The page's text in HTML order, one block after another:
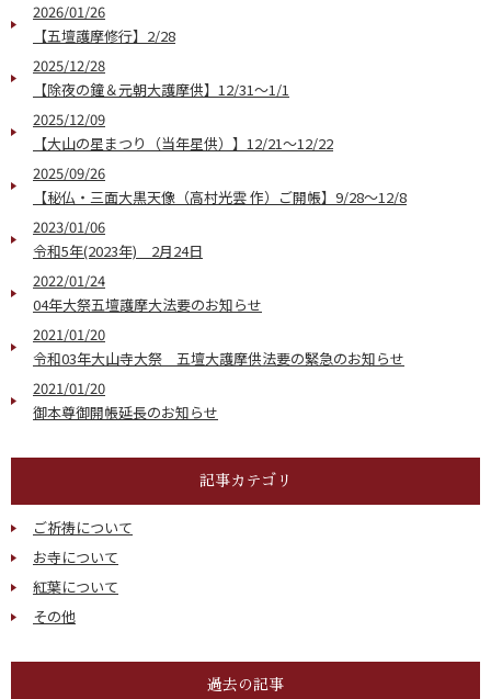
2026/01/26
【五壇護摩修行】2/28
2025/12/28
【除夜の鐘＆元朝大護摩供】12/31～1/1
2025/12/09
【大山の星まつり（当年星供）】12/21～12/22
2025/09/26
【秘仏・三面大黒天像（高村光雲 作）ご開帳】9/28～12/8
2023/01/06
令和5年(2023年) 2月24日
2022/01/24
04年大祭五壇護摩大法要のお知らせ
2021/01/20
令和03年大山寺大祭 五壇大護摩供法要の緊急のお知らせ
2021/01/20
御本尊御開帳延長のお知らせ
記事カテゴリ
ご祈祷について
お寺について
紅葉について
その他
過去の記事